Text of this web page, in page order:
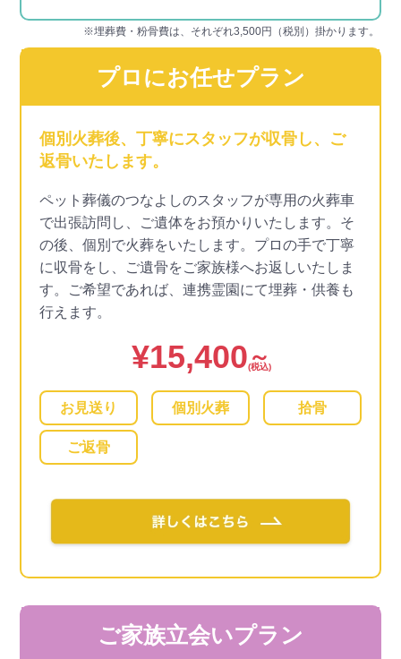
※埋葬費・粉骨費は、それぞれ3,500円（税別）掛かります。
プロにお任せプラン
個別火葬後、丁寧にスタッフが収骨し、ご
返骨いたします。
ペット葬儀のつなよしのスタッフが専用の火葬車
で出張訪問し、ご遺体をお預かりいたします。そ
の後、個別で火葬をいたします。プロの手で丁寧
に収骨をし、ご遺骨をご家族様へお返しいたしま
す。ご希望であれば、連携霊園にて埋葬・供養も
行えます。
¥15,400～
(税込)
お見送り 個別火葬 拾骨
ご返骨
ご家族立会いプラン